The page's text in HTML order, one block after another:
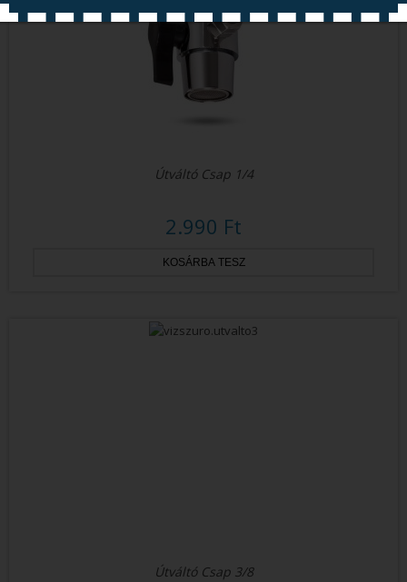
Útváltó Csap 1/4
2.990 Ft
Útváltó Csap 3/8
Nyitás 2026.08.11